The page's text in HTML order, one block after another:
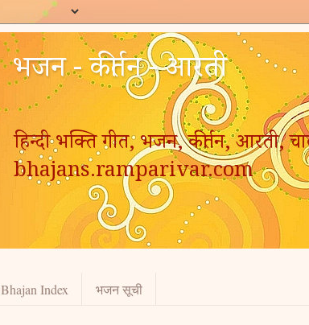
भजन - कीर्तन - आरती
हिन्दी भक्ति गीत, भजन, कीर्तन, आरती,
bhajans.ramparivar.com
Bhajan Index भजन सूची